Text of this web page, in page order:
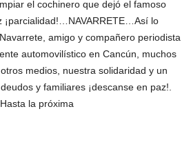
el cochinero que dejó el famoso
¡parcialidad!…NAVARRETE…Así lo
amigo y compañero periodista
automovilístico en Cancún, muchos
medios, nuestra solidaridad y un
y familiares ¡descanse en paz!.
Hasta la próxima